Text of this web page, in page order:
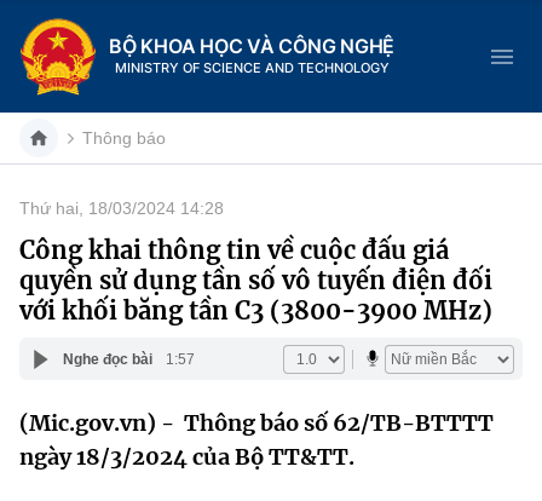
BỘ KHOA HỌC VÀ CÔNG NGHỆ
MINISTRY OF SCIENCE AND TECHNOLOGY
Danh mục
Trang chủ
Cơ cấu tổ chức
Khoa học và Công nghệ
Dịch vụ công
Thông báo
Thứ hai, 18/03/2024 14:28
Công khai thông tin về cuộc đấu giá
quyền sử dụng tần số vô tuyến điện đối
với khối băng tần C3 (3800-3900 MHz)
Nghe đọc bài 1:57
(Mic.gov.vn) - Thông báo số 62/TB-BTTTT
ngày 18/3/2024 của Bộ TT&TT.